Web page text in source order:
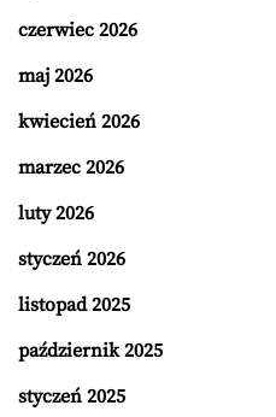
czerwiec 2026
maj 2026
kwiecień 2026
marzec 2026
luty 2026
styczeń 2026
listopad 2025
październik 2025
styczeń 2025